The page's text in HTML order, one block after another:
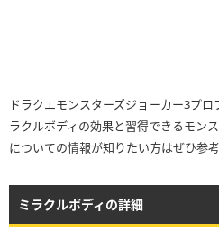
ドラクエモンスターズジョーカー3プ
ラクルボディの効果と習得できるモン
についての情報が知りたい方はぜひ参
ミラクルボディの詳細